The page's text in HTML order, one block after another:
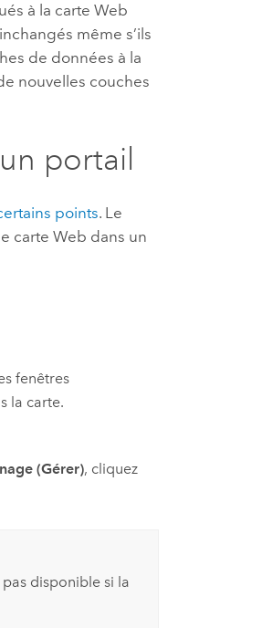
à la carte Web
même s’ils
de données à la
nouvelles couches
portail
points. Le
carte Web dans un
fenêtres
la carte.
(Gérer), cliquez
pas disponible si la